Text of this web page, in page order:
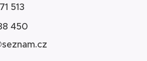
513
450